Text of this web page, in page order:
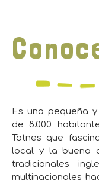
Es una pequeña
de 8.000
Totnes que
local y la buena
tradicionales
multinacionales